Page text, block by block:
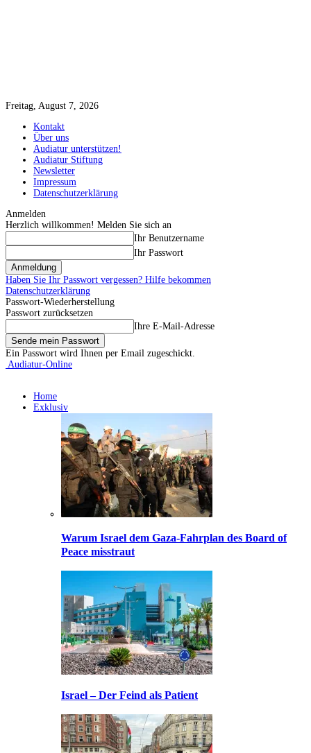
Freitag, August 7, 2026
Kontakt
Über uns
Audiatur unterstützen!
Audiatur Stiftung
Newsletter
Impressum
Datenschutzerklärung
Anmelden
Herzlich willkommen! Melden Sie sich an
Ihr Benutzername
Ihr Passwort
Haben Sie Ihr Passwort vergessen? Hilfe bekommen
Datenschutzerklärung
Passwort-Wiederherstellung
Passwort zurücksetzen
Ihre E-Mail-Adresse
Ein Passwort wird Ihnen per Email zugeschickt.
Audiatur-Online
Home
Exklusiv
Warum Israel dem Gaza-Fahrplan des Board of
Peace misstraut
Israel – Der Feind als Patient